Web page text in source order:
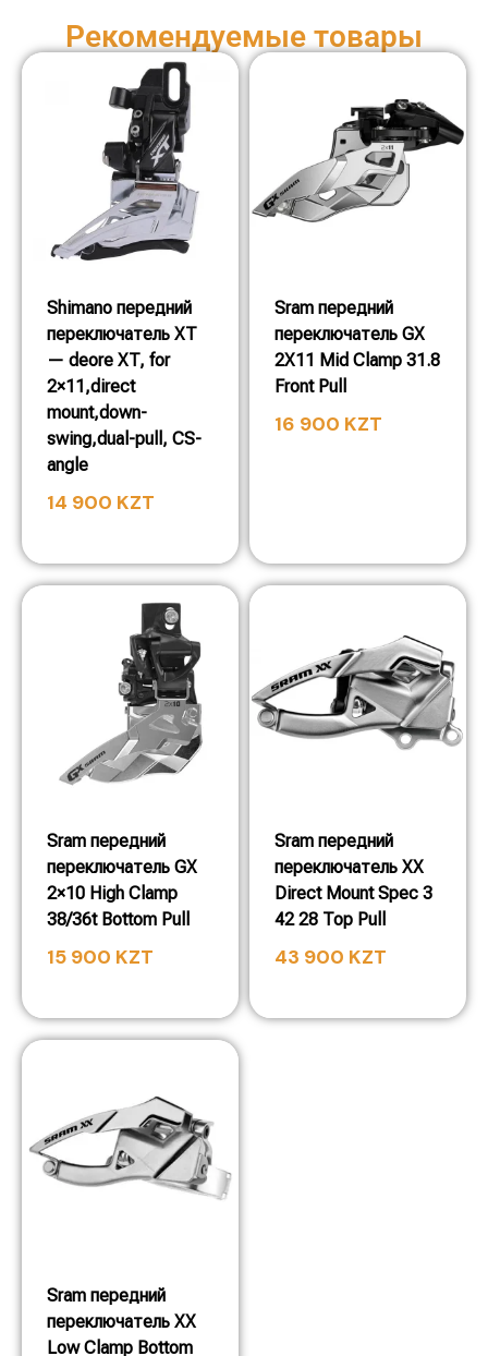
Рекомендуемые товары
Shimano передний
переключатель XT
— deore XT, for
2×11,direct
mount,down-
swing,dual-pull, CS-
angle
14 900 KZT
Sram передний
переключатель GX
2X11 Mid Clamp 31.8
Front Pull
16 900 KZT
Sram передний
переключатель GX
2×10 High Clamp
38/36t Bottom Pull
15 900 KZT
Sram передний
переключатель XX
Direct Mount Spec 3
42 28 Top Pull
43 900 KZT
Sram передний
переключатель XX
Low Clamp Bottom